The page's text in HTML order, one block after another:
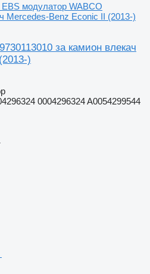
EBS модулатор WABCO
Mercedes-Benz Econic II (2013-)
за камион влекач
)
0004296324 A0054299544